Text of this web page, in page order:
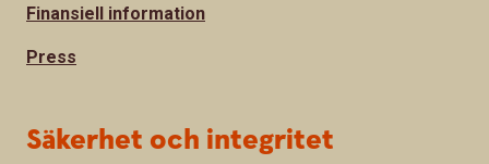
Finansiell information
Press
Säkerhet och integritet